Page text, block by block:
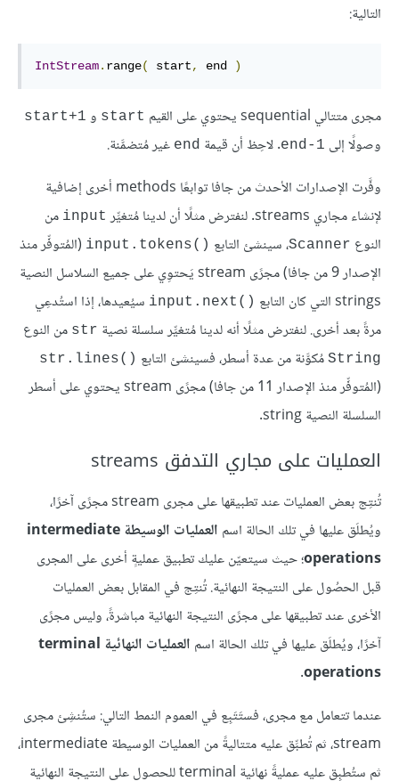
التالية:
IntStream. range( start, end )
مجرى متتالي sequential يحتوي على القيم start و start+1
وصولًا إلى end-1. لاحِظ أن قيمة end غير مُتضمَّنة.
وفَّرت الإصدارات الأحدث من جافا توابعًا methods أخرى إضافية
لإنشاء مجاري streams. لنفترض مثلًا أن لدينا مُتغيِّر
input من
النوع Scanner، سينشئ التابع input.tokens()‎ (المُتوفِّر منذ
الإصدار 9 من جافا) مجرًى stream يَحتوِي على جميع السلاسل النصية
strings التي كان التابع
input.next()‎ سيُعيدها، إذا استُدعِي
مرةً بعد أخرى. لنفترض مثلًا أنه لدينا مُتغيِّر سلسلة نصية str من النوع
String مُكوَّنة من عدة أسطر، فسينشئ التابع str.lines()‎
(المُتوفِّر منذ الإصدار 11 من جافا) مجرًى stream يحتوي على أسطر
السلسلة النصية string.
العمليات على مجاري التدفق streams
تُنتِج بعض العمليات عند تطبيقها على مجرى stream مجرًى آخرًا،
ويُطلَق عليها في تلك الحالة اسم
العمليات الوسيطة intermediate
operations؛ حيث سيتعيّن عليك تطبيق عمليةٍ أخرى على المجرى
قبل الحصُول على النتيجة النهائية. تُنتِج في المقابل بعض العمليات
الأخرى عند تطبيقها على مجرًى النتيجة النهائية مباشرةً، وليس مجرًى
آخرًا، ويُطلَق عليها في تلك الحالة اسم
العمليات النهائية terminal
operations
.
عندما تتعامل مع مجرى، فستَتَبِع في العموم النمط التالي: ستُنشِئ مجرى
stream، ثم تُطبِّق عليه متتاليةً من العمليات الوسيطة intermediate،
ثم ستُطبِق عليه عمليةً نهائية terminal للحصول على النتيجة النهائية